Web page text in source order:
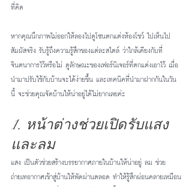
ที่คิด
หากคุณนึกภาพไม่ออกให้ลองไปดูโซนตกแต่งห้องโชว์ ไปเห็นไป
สัมผัสจริง รับรู้ถึงความรู้สึกของแต่ละสไตล์ ว่าใกล้เคียงกับที่
จินตนาการไว้หรือไม่ ดูลักษณะของเฟอร์นิเจอร์ที่ตกแต่งเอาไว้ เมื่อ
นำมาปรับใช้กับบ้านจะได้ง่ายขึ้น และเทคนิคที่นำมาฝากกันในวัน
นี้ จะช่วยคุณจัดบ้านให้น่าอยู่ได้ไม่ยากเลยค่ะ
1. หน้าต่างช่วยเปิดรับแสง
และลม
แสง เป็นตัวช่วยสร้างบรรยากาศภายในบ้านให้น่าอยู่ ลม ช่วย
ถ่ายเทอากาศเข้าสู่บ้านให้พัดผ่านตลอด ทำให้รู้สึกผ่อนคลายเหมือน